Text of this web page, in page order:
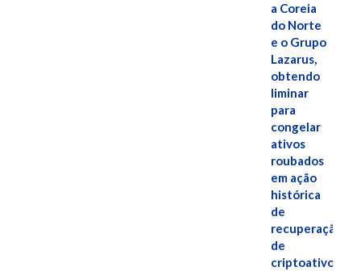
a Coreia
do Norte
e o Grupo
Lazarus,
obtendo
liminar
para
congelar
ativos
roubados
em ação
histórica
de
recuperação
de
criptoativos